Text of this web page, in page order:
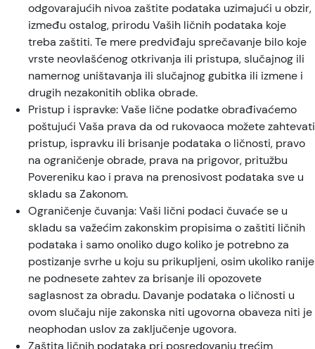
odgovarajućih nivoa zaštite podataka uzimajući u obzir,
između ostalog, prirodu Vaših ličnih podataka koje
treba zaštiti. Te mere predviđaju sprečavanje bilo koje
vrste neovlašćenog otkrivanja ili pristupa, slučajnog ili
namernog uništavanja ili slučajnog gubitka ili izmene i
drugih nezakonitih oblika obrade.
Pristup i ispravke: Vaše lične podatke obrađivaćemo
poštujući Vaša prava da od rukovaoca možete zahtevati
pristup, ispravku ili brisanje podataka o ličnosti, pravo
na ograničenje obrade, prava na prigovor, pritužbu
Povereniku kao i prava na prenosivost podataka sve u
skladu sa Zakonom.
Ograničenje čuvanja: Vaši lični podaci čuvaće se u
skladu sa važećim zakonskim propisima o zaštiti ličnih
podataka i samo onoliko dugo koliko je potrebno za
postizanje svrhe u koju su prikupljeni, osim ukoliko ranije
ne podnesete zahtev za brisanje ili opozovete
saglasnost za obradu. Davanje podataka o ličnosti u
ovom slučaju nije zakonska niti ugovorna obaveza niti je
neophodan uslov za zaključenje ugovora.
Zaštita ličnih podataka pri posredovanju trećim